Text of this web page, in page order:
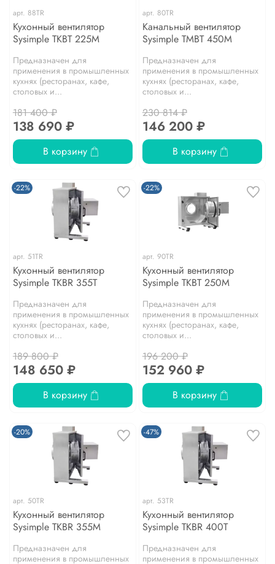
арт. 88TR
Кухонный вентилятор
Sysimple TKBT 225M
Предназначен для
применения в промышленных
кухнях (ресторанах, кафе,
столовых и...
181 400 ₽
138 690 ₽
В корзину
арт. 80TR
Канальный вентилятор
Sysimple TMBT 450M
Предназначен для
применения в промышленных
кухнях (ресторанах, кафе,
столовых и...
230 814 ₽
146 200 ₽
В корзину
-22%
арт. 51TR
Кухонный вентилятор
Sysimple TKBR 355T
Предназначен для
применения в промышленных
кухнях (ресторанах, кафе,
столовых и...
189 800 ₽
148 650 ₽
В корзину
-22%
арт. 90TR
Кухонный вентилятор
Sysimple TKBT 250M
Предназначен для
применения в промышленных
кухнях (ресторанах, кафе,
столовых и...
196 200 ₽
152 960 ₽
В корзину
-20%
арт. 50TR
Кухонный вентилятор
Sysimple TKBR 355M
Предназначен для
применения в промышленных
-47%
арт. 53TR
Кухонный вентилятор
Sysimple TKBR 400T
Предназначен для
применения в промышленных